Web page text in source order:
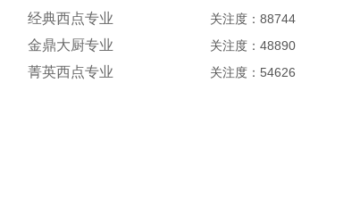
经典西点专业 关注度：88744
金鼎大厨专业 关注度：48890
菁英西点专业 关注度：54626